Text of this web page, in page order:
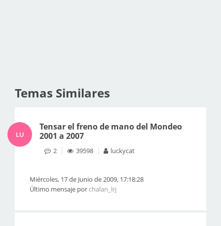
Temas Similares
LU
Tensar el freno de mano del Mondeo
2001 a 2007
2 39598 luckycat
Miércoles, 17 de Junio de 2009, 17:18:28
Último mensaje porchalan_lrj